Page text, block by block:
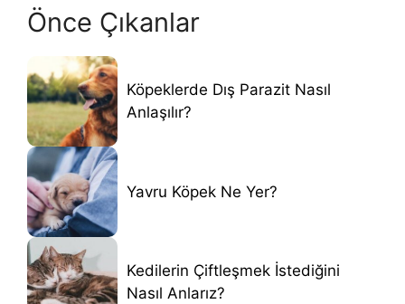
Önce Çıkanlar
Köpeklerde Dış Parazit Nasıl
Anlaşılır?
Yavru Köpek Ne Yer?
Kedilerin Çiftleşmek İstediğini
Nasıl Anlarız?